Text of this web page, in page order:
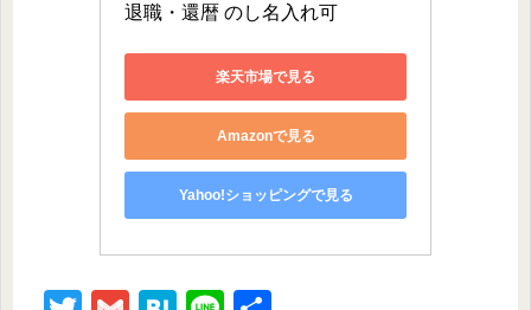
退職・還暦 のし名入れ可
楽天市場で見る
Amazonで見る
Yahoo!ショッピングで見る